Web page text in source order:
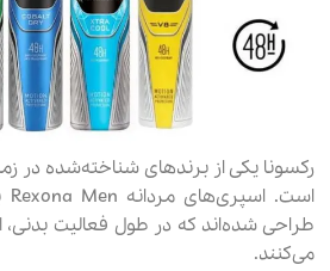
رکسونا یکی از برندهای شناخته‌شده در
طراحی شده‌اند که در طول فعالیت بدنی،
می‌کنند.